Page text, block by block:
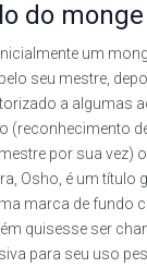
do
um
seu mestre,
a algumas
(reconhecimento
por sua vez)
Osho, é um
marca de fundo
quisesse ser
para seu uso